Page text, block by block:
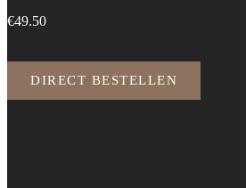
€49.50
DIRECT BESTELLEN